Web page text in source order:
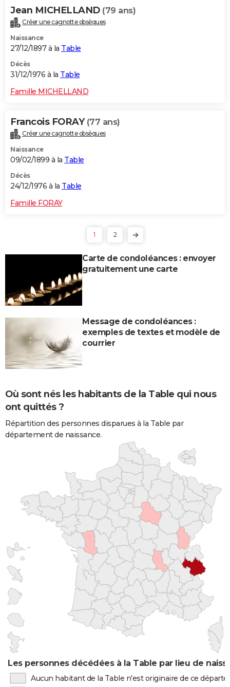
Jean MICHELLAND (79 ans)
Créer une cagnotte obsèques
Naissance
27/12/1897 à la Table
Décès
31/12/1976 à la Table
Famille MICHELLAND
Francois FORAY (77 ans)
Créer une cagnotte obsèques
Naissance
09/02/1899 à la Table
Décès
24/12/1976 à la Table
Famille FORAY
1 2
Carte de condoléances : envoyer
gratuitement une carte
Message de condoléances :
exemples de textes et modèle de
courrier
Où sont nés les habitants de la Table qui nous
ont quittés ?
Répartition des personnes disparues à la Table par
département de naissance.
Les personnes décédées à la Table par lieu de
Aucun habitant de la Table n'est originaire de ce